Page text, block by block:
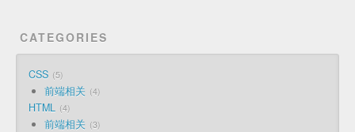
CATEGORIES
CSS 5
前端相关 4
HTML 4
前端相关 3